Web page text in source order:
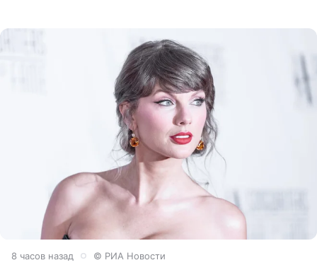
8 часов назад © РИА Новости